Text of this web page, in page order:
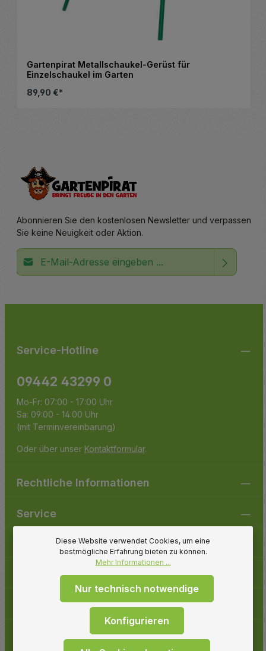
Gartenpirat Metallschaukel-Gerüst für
Einzelschaukel im Garten
89,90 €*
Abonnieren Sie den kostenlosen Newsletter und verpassen
Sie keine Neuigkeit oder Aktion.
E-Mail-Adresse*
Service-Hotline
09442 43299 0
Mo-Fr: 07:00 - 17:00 Uhr
Sa: 09:00 - 14:00 Uhr
(mit Terminvereinbarung)
Oder über unser Kontaktformular.
Rechtliche Informationen
Service
Gartenpirat
Folge uns
Zahlungsarten
Diese Website verwendet Cookies, um eine
bestmögliche Erfahrung bieten zu können.
Mehr Informationen ...
Nur technisch notwendige
Konfigurieren